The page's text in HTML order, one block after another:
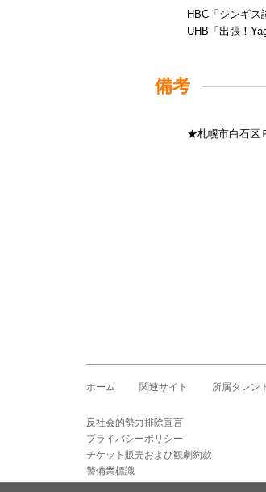
HBC「ジンギ
UHB「出張！
備考
★札幌市白石区
ホーム 関連サイト 所属タレン
反社会的勢力排除宣言
プライバシーポリシー
チケット販売および観劇約款
警備業標識